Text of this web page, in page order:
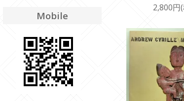
2,800円
Mobile